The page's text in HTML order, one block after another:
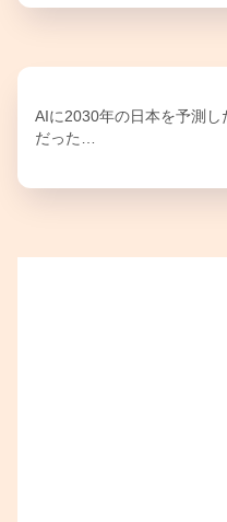
AIに2030年の日本を予測し
だった…